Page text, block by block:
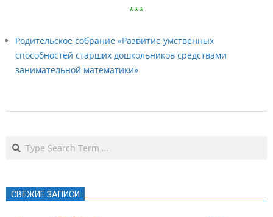
***
Родительское собрание «Развитие умственных
способностей старших дошкольников средствами
занимательной математики»
31
Search
СВЕЖИЕ ЗАПИСИ